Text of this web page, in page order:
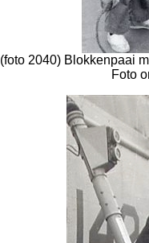
(foto 2040) Blokkenpaai
Foto